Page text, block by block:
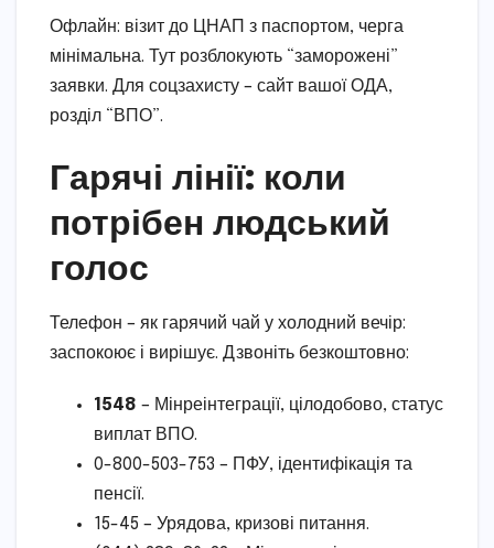
Офлайн: візит до ЦНАП з паспортом, черга
мінімальна. Тут розблокують “заморожені”
заявки. Для соцзахисту – сайт вашої ОДА,
розділ “ВПО”.
Гарячі лінії: коли
потрібен людський
голос
Телефон – як гарячий чай у холодний вечір:
заспокоює і вирішує. Дзвоніть безкоштовно:
1548 – Мінреінтеграції, цілодобово, статус
виплат ВПО.
0-800-503-753 – ПФУ, ідентифікація та
пенсії.
15-45 – Урядова, кризові питання.